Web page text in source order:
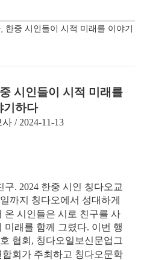
한중 시인들이 시적 미래를 이야기
시인들이 시적 미래를
기하다
사 / 2024-11-13
구. 2024 한중 시인 칭다오교
일까지 칭다오에서 성대하게
온 시인들은 시로 친구를 사
미래를 함께 그렸다. 이번 행
협회 , 칭다오일보신문업그
회가 주최하고 칭다오문학